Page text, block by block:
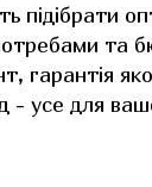
підібрати
та
гарантія
- усе для